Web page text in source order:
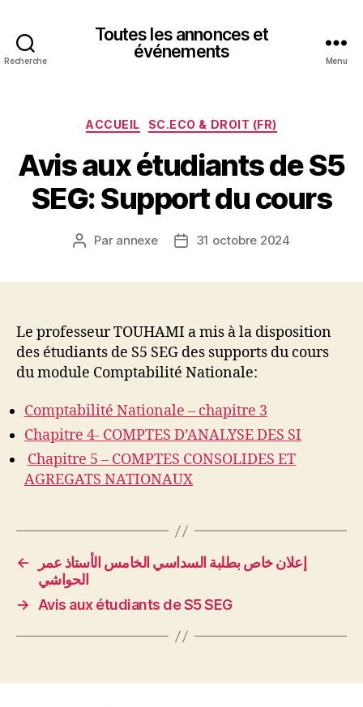
Recherche
Toutes les annonces et
événements
Menu
Catégories
ACCUEIL SC.ECO & DROIT (FR)
Avis aux étudiants de S5
SEG: Support du cours
Auteur
Par annexe
Date31 octobre 2024
Le professeur TOUHAMI a mis à la disposition
des étudiants de S5 SEG des supports du cours
du module Comptabilité Nationale:
Comptabilité Nationale – chapitre 3
Chapitre 4- COMPTES D’ANALYSE DES SI
Chapitre 5 – COMPTES CONSOLIDES ET
AGREGATS NATIONAUX
←
إعلان خاص بطلبة السداسي الخامس الأستاذ عمر
الحواشي
→
Avis aux étudiants de S5 SEG